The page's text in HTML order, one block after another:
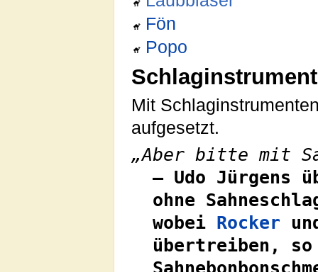
Fön
Popo
Mit
aufgesetzt.
„Aber bitte mit
– Udo Jürgens
ohne
wobei Rocker
übertreiben,